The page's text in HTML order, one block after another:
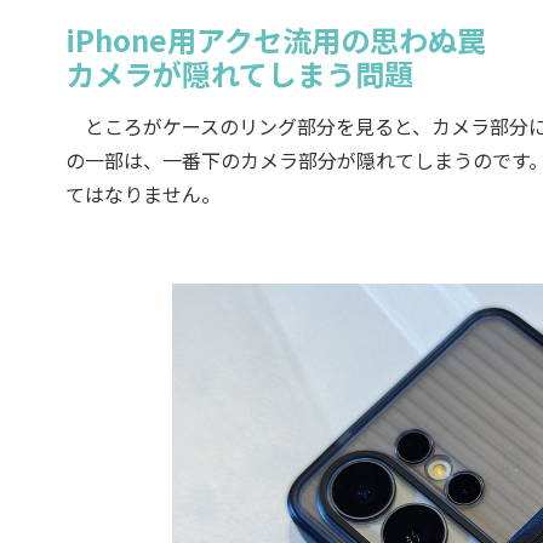
iPhone用アクセ流用の思わぬ罠
カメラが隠れてしまう問題
ところがケースのリング部分を見ると、カメラ部分
の一部は、一番下のカメラ部分が隠れてしまうので
てはなりません。